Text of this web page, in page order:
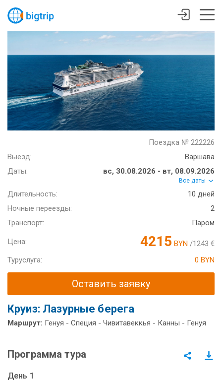
Поездка № 222226
Выезд:
Варшава
Даты:
вс, 30.08.2026 - вт, 08.09.2026
Все даты
Длительность:
10 дней
Ночные переезды:
2
Транспорт:
Паром
Цена: 4215 BYN /1243 €
Туруслуга:
0 BYN
Оставить заявку
Круиз: Лазурные берега
Маршрут: Генуя - Специя - Чивитавеккья - Канны - Генуя
Программа тура
День 1